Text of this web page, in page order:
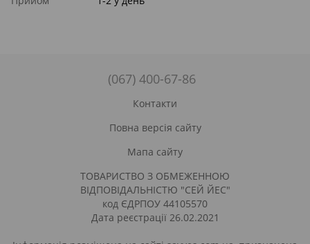
(067) 400-67-86
Контакти
Повна версія сайту
Мапа сайту
ТОВАРИСТВО З ОБМЕЖЕННОЮ
ВІДПОВІДАЛЬНІСТЮ "СЕЙ ЙЕС"
код ЄДРПОУ 44105570
Дата реєстрації 26.02.2021